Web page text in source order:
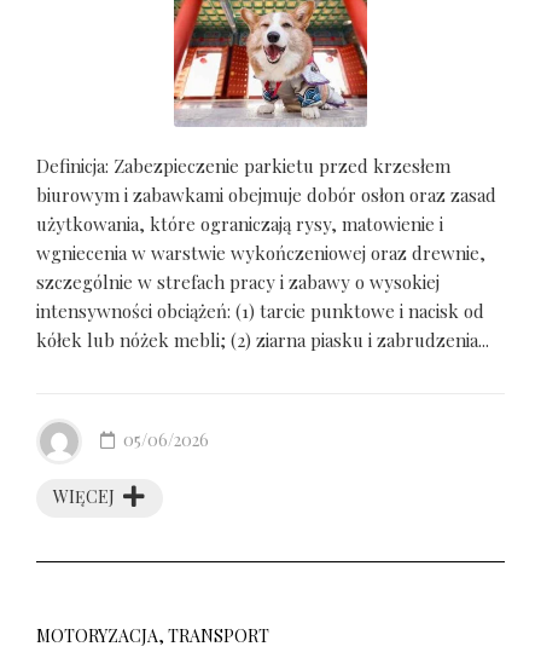
Definicja: Zabezpieczenie parkietu przed krzesłem
biurowym i zabawkami obejmuje dobór osłon oraz zasad
użytkowania, które ograniczają rysy, matowienie i
wgniecenia w warstwie wykończeniowej oraz drewnie,
szczególnie w strefach pracy i zabawy o wysokiej
intensywności obciążeń: (1) tarcie punktowe i nacisk od
kółek lub nóżek mebli; (2) ziarna piasku i zabrudzenia...
WIĘCEJ
05/06/2026
MOTORYZACJA, TRANSPORT